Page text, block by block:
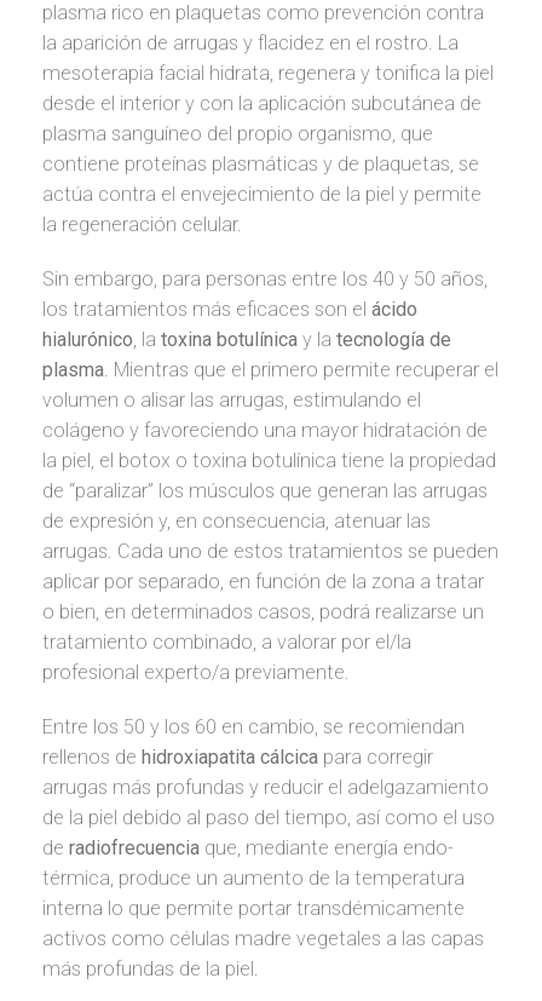
plasma rico en plaquetas como prevención contra
la aparición de arrugas y flacidez en el rostro. La
mesoterapia facial hidrata, regenera y tonifica la piel
desde el interior y con la aplicación subcutánea de
plasma sanguíneo del propio organismo, que
contiene proteínas plasmáticas y de plaquetas, se
actúa contra el envejecimiento de la piel y permite
la regeneración celular.
Sin embargo, para personas entre los 40 y 50 años,
los tratamientos más eficaces son el ácido
hialurónico, la toxina botulínica y la tecnología de
plasma. Mientras que el primero permite recuperar el
volumen o alisar las arrugas, estimulando el
colágeno y favoreciendo una mayor hidratación de
la piel, el botox o toxina botulínica tiene la propiedad
de “paralizar” los músculos que generan las arrugas
de expresión y, en consecuencia, atenuar las
arrugas. Cada uno de estos tratamientos se pueden
aplicar por separado, en función de la zona a tratar
o bien, en determinados casos, podrá realizarse un
tratamiento combinado, a valorar por el/la
profesional experto/a previamente.
Entre los 50 y los 60 en cambio, se recomiendan
rellenos de hidroxiapatita cálcica para corregir
arrugas más profundas y reducir el adelgazamiento
de la piel debido al paso del tiempo, así como el uso
de radiofrecuencia que, mediante energía endo-
térmica, produce un aumento de la temperatura
interna lo que permite portar transdémicamente
activos como células madre vegetales a las capas
más profundas de la piel.